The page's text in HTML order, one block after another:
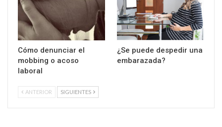
Cómo denunciar el
mobbing o acoso
laboral
¿Se puede despedir una
embarazada?
ANTERIOR SIGUIENTES